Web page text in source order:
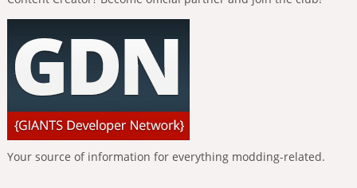
Your source of information for everything modding-related.